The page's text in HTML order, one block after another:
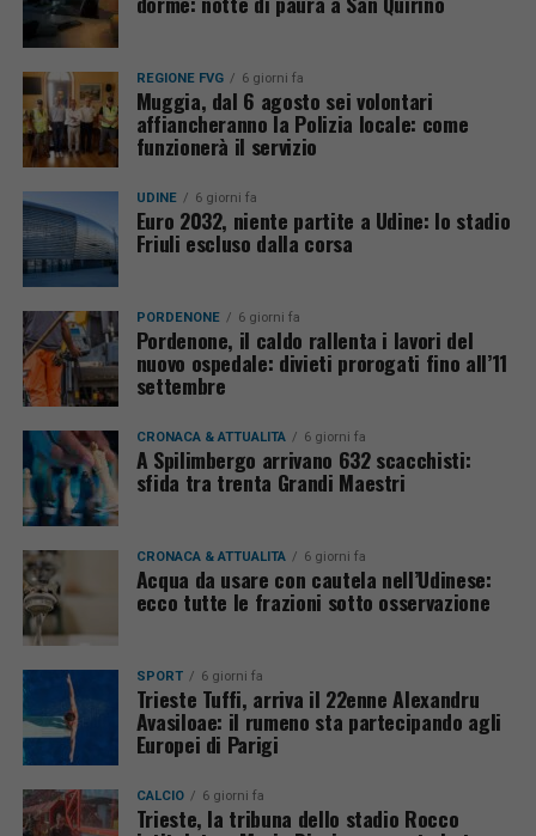
REGIONE FVG 6 giorni fa
Muggia, dal 6 agosto sei volontari
affiancheranno la Polizia locale: come
funzionerà il servizio
UDINE 6 giorni fa
Euro 2032, niente partite a Udine: lo stadio
Friuli escluso dalla corsa
PORDENONE 6 giorni fa
Pordenone, il caldo rallenta i lavori del
nuovo ospedale: divieti prorogati fino all’11
settembre
CRONACA & ATTUALITÀ 6 giorni fa
A Spilimbergo arrivano 632 scacchisti:
sfida tra trenta Grandi Maestri
CRONACA & ATTUALITÀ 6 giorni fa
Acqua da usare con cautela nell’Udinese:
ecco tutte le frazioni sotto osservazione
SPORT 6 giorni fa
Trieste Tuffi, arriva il 22enne Alexandru
Avasiloae: il rumeno sta partecipando agli
Europei di Parigi
CALCIO 6 giorni fa
Trieste, la tribuna dello stadio Rocco